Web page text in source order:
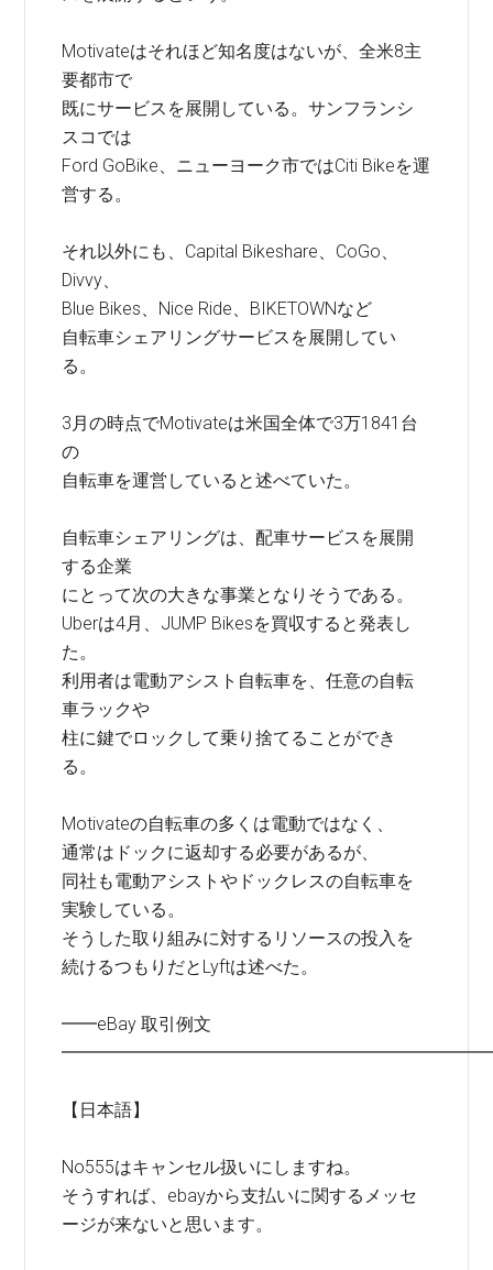
Motivateはそれほど知名度はないが、全米8主
要都市で
既にサービスを展開している。サンフランシ
スコでは
Ford GoBike、ニューヨーク市ではCiti Bikeを運
営する。
それ以外にも、Capital Bikeshare、CoGo、
Divvy、
Blue Bikes、Nice Ride、BIKETOWNなど
自転車シェアリングサービスを展開してい
る。
3月の時点でMotivateは米国全体で3万1841台
の
自転車を運営していると述べていた。
自転車シェアリングは、配車サービスを展開
する企業
にとって次の大きな事業となりそうである。
Uberは4月、JUMP Bikesを買収すると発表し
た。
利用者は電動アシスト自転車を、任意の自転
車ラックや
柱に鍵でロックして乗り捨てることができ
る。
Motivateの自転車の多くは電動ではなく、
通常はドックに返却する必要があるが、
同社も電動アシストやドックレスの自転車を
実験している。
そうした取り組みに対するリソースの投入を
続けるつもりだとLyftは述べた。
━━eBay 取引例文
【日本語】
No555はキャンセル扱いにしますね。
そうすれば、ebayから支払いに関するメッセ
ージが来ないと思います。